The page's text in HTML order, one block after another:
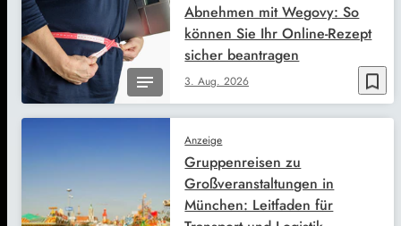
bookmark_border
3. Aug. 2026
Abnehmen mit Wegovy: So
können Sie Ihr Online-Rezept
sicher beantragen
Anzeige
Gruppenreisen zu
Großveranstaltungen in
München: Leitfaden für